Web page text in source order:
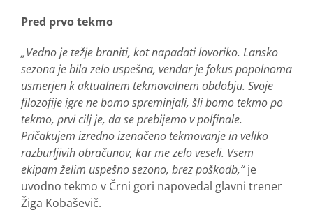
Pred prvo tekmo
„Vedno je težje braniti, kot napadati lovoriko. Lansko
sezona je bila zelo uspešna, vendar je fokus popolnoma
usmerjen k aktualnem tekmovalnem obdobju. Svoje
filozofije igre ne bomo spreminjali, šli bomo tekmo po
tekmo, prvi cilj je, da se prebijemo v polfinale.
Pričakujem izredno izenačeno tekmovanje in veliko
razburljivih obračunov, kar me zelo veseli. Vsem
ekipam želim uspešno sezono, brez poškodb,“je
uvodno tekmo v Črni gori napovedal glavni trener
Žiga Kobaševič.